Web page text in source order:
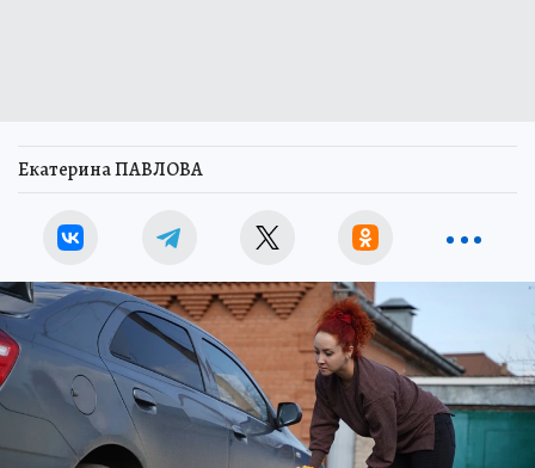
Екатерина ПАВЛОВА